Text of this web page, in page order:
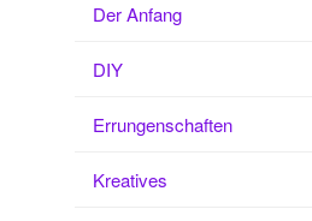
Der Anfang
DIY
Errungenschaften
Kreatives